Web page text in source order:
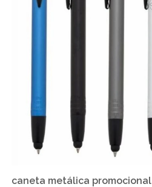
caneta metálica promocional